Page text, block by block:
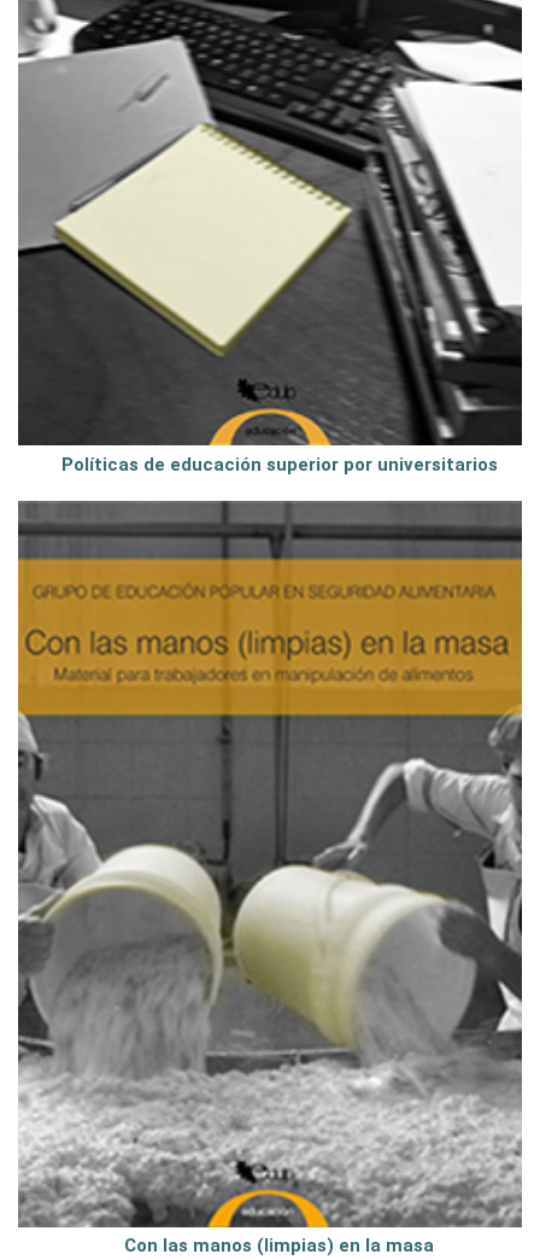
Políticas de educación superior por universitarios
Con las manos (limpias) en la masa